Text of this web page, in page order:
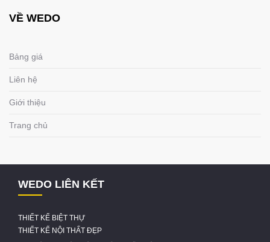
VỀ WEDO
Bảng giá
Liên hệ
Giới thiệu
Trang chủ
WEDO LIÊN KẾT
THIẾT KẾ BIỆT THỰ
THIẾT KẾ NỘI THẤT ĐẸP